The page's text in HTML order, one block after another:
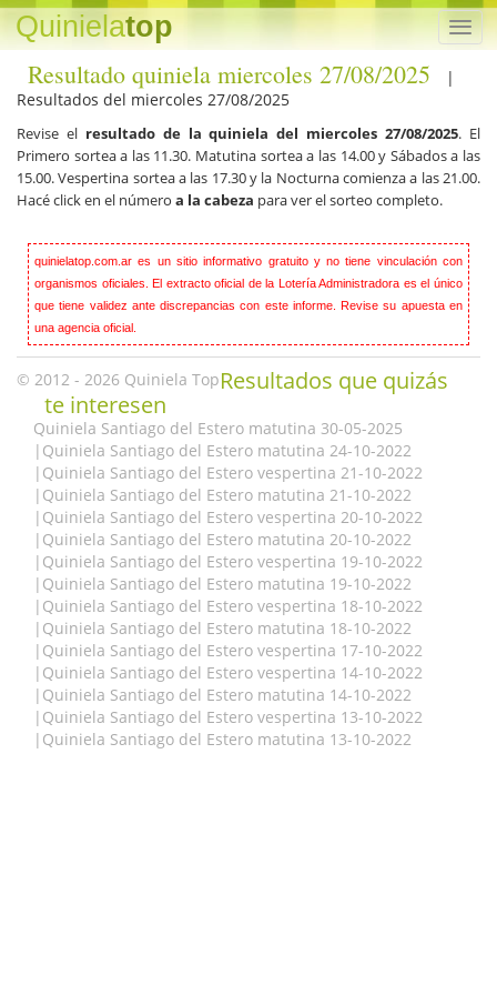
Quinielatop
Resultado quiniela miercoles 27/08/2025
|
Resultados del miercoles 27/08/2025
Revise el resultado de la quiniela del miercoles 27/08/2025. El
Primero sortea a las 11.30. Matutina sortea a las 14.00 y Sábados a las
15.00. Vespertina sortea a las 17.30 y la Nocturna comienza a las 21.00.
Hacé click en el número a la cabeza para ver el sorteo completo.
quinielatop.com.ar es un sitio informativo gratuito y no tiene vinculación con
organismos oficiales. El extracto oficial de la Lotería Administradora es el único
que tiene validez ante discrepancias con este informe. Revise su apuesta en
una agencia oficial.
© 2012 - 2026 Quiniela TopResultados que quizás
te interesen
Quiniela Santiago del Estero matutina 30-05-2025
| Quiniela Santiago del Estero matutina 24-10-2022
| Quiniela Santiago del Estero vespertina 21-10-2022
| Quiniela Santiago del Estero matutina 21-10-2022
| Quiniela Santiago del Estero vespertina 20-10-2022
| Quiniela Santiago del Estero matutina 20-10-2022
| Quiniela Santiago del Estero vespertina 19-10-2022
| Quiniela Santiago del Estero matutina 19-10-2022
| Quiniela Santiago del Estero vespertina 18-10-2022
| Quiniela Santiago del Estero matutina 18-10-2022
| Quiniela Santiago del Estero vespertina 17-10-2022
| Quiniela Santiago del Estero vespertina 14-10-2022
| Quiniela Santiago del Estero matutina 14-10-2022
| Quiniela Santiago del Estero vespertina 13-10-2022
| Quiniela Santiago del Estero matutina 13-10-2022